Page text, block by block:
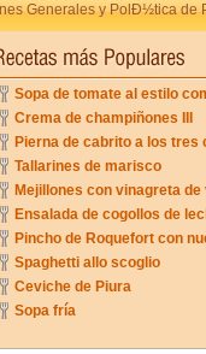
Generales y PolÐ½tica de
Sopa de tomate al estilo
Crema de champiñones III
Pierna de cabrito a los tres
Tallarines de marisco
Mejillones con vinagreta
Ensalada de cogollos de
Pincho de Roquefort con
Spaghetti allo scoglio
Ceviche de Piura
Sopa fría